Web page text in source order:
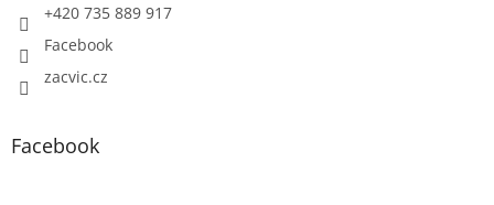
+420 735 889 917
Facebook
zacvic.cz
Facebook